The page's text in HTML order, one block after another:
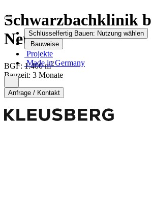
Schlüsselfertig Bauen: Nutzung wählen
Bauweise
Projekte
Made in Germany
Anfrage / Kontakt
Schwarzbachklinik
Neubau
BGF: 1.400m2
Bauzeit: 3 Monate